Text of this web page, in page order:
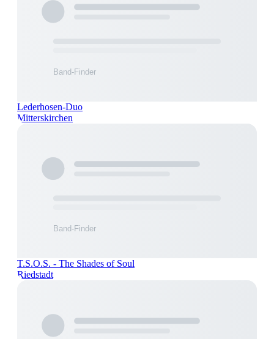
Lederhosen-Duo
Mitterskirchen
T.S.O.S. - The Shades of Soul
Riedstadt